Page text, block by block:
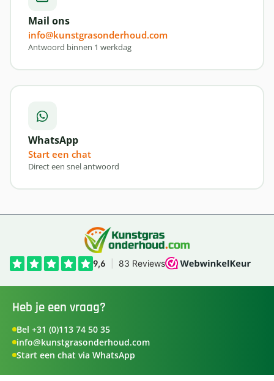
Mail ons
info@kunstgrasonderhoud.com
Antwoord binnen 1 werkdag
WhatsApp
Start een chat
Direct een snel antwoord
Heb je een vraag?
Bel +31 (0)113 74 50 35
info@kunstgrasonderhoud.com
Start een chat via WhatsApp